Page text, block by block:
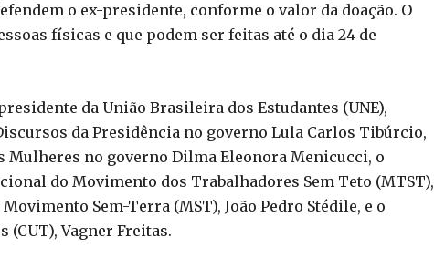
o ex-presidente, conforme o valor da doação. O
físicas e que podem ser feitas até o dia 24 de
da União Brasileira dos Estudantes (UNE),
da Presidência no governo Lula Carlos Tibúrcio,
Mulheres no governo Dilma Eleonora Menicucci, o
do Movimento dos Trabalhadores Sem Teto (MTST),
Sem-Terra (MST), João Pedro Stédile, e o
Vagner Freitas.